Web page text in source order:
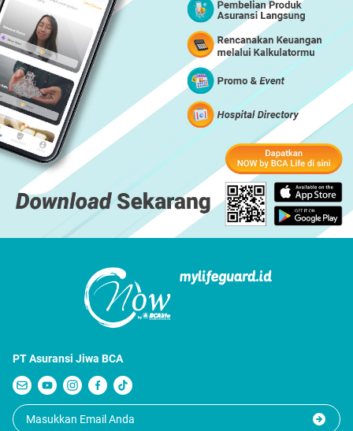
PT Asuransi Jiwa BCA